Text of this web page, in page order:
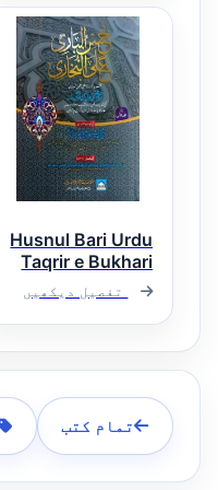
Husnul Bari Urdu
Taqrir e Bukhari
By Mufti Wali
Hasan Tonki حسن
الباری اردو
تقریر بخاری
تفصیل دیکھیں
تمام کتب